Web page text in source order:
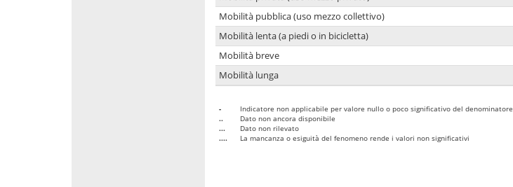
Mobilità pubblica (uso mezzo collettivo)
Mobilità lenta (a piedi o in bicicletta)
Mobilità breve
Mobilità lunga
-
Indicatore non applicabile per valore nullo o poco significativo del denominatore
..
Dato non ancora disponibile
...
Dato non rilevato
....
La mancanza o esiguità del fenomeno rende i valori non significativi